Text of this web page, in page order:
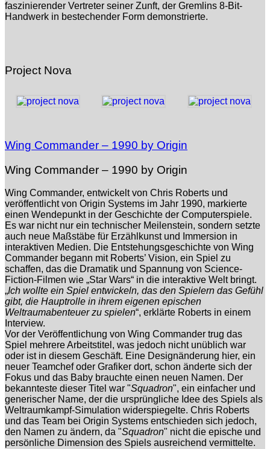
faszinierender Vertreter seiner Zunft, der Gremlins 8‑Bit-
Handwerk in bestechender Form demonstrierte.
Project Nova
Wing Commander – 1990 by Origin
Wing Commander – 1990 by Origin
Wing Commander, entwickelt von Chris Roberts und
veröffentlicht von Origin Systems im Jahr 1990, markierte
einen Wendepunkt in der Geschichte der Computerspiele.
Es war nicht nur ein technischer Meilenstein, sondern setzte
auch neue Maßstäbe für Erzählkunst und Immersion in
interaktiven Medien. Die Entstehungsgeschichte von Wing
Commander begann mit Roberts’ Vision, ein Spiel zu
schaffen, das die Dramatik und Spannung von Science-
Fiction-Filmen wie „Star Wars“ in die interaktive Welt bringt.
„Ich wollte ein Spiel entwickeln, das den Spielern das Gefühl
gibt, die Hauptrolle in ihrem eigenen epischen
Weltraumabenteuer zu spielen“, erklärte Roberts in einem
Interview.
Vor der Veröffentlichung von Wing Commander trug das
Spiel mehrere Arbeitstitel, was jedoch nicht unüblich war
oder ist in diesem Geschäft. Eine Designänderung hier, ein
neuer Teamchef oder Grafiker dort, schon änderte sich der
Fokus und das Baby brauchte einen neuen Namen. Der
bekannteste dieser Titel war "Squadron", ein einfacher und
generischer Name, der die ursprüngliche Idee des Spiels als
Weltraumkampf-Simulation widerspiegelte. Chris Roberts
und das Team bei Origin Systems entschieden sich jedoch,
den Namen zu ändern, da "Squadron" nicht die epische und
persönliche Dimension des Spiels ausreichend vermittelte.